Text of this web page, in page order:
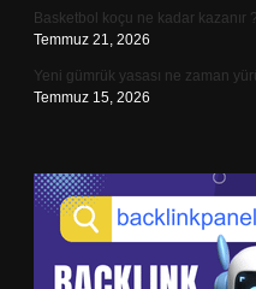
Basketbol koçu ne kadar kazanır ?
Temmuz 21, 2026
Yeni gümrük yasası ne zaman
Temmuz 15, 2026